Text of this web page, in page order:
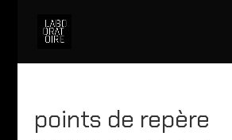
points de repère